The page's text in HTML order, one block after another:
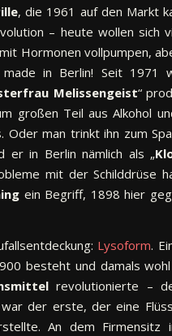
, die 1961 auf den Markt
– heute wollen sich
Hormonen vollpumpen,
made in Berlin! Seit 1971
Melissengeist“
großen Teil aus Alkohol
Oder man trinkt ihn zum
er in Berlin nämlich als „
mit der Schilddrüse
ein Begriff, 1898 hier
Lysoform.
besteht und damals
revolutionierte –
war der erste, der eine
An dem Firmensitz